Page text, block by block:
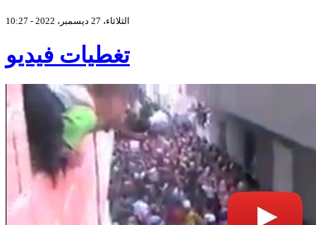
الثلاثاء، 27 ديسمبر، 2022 - 10:27
تغطيات فيديو